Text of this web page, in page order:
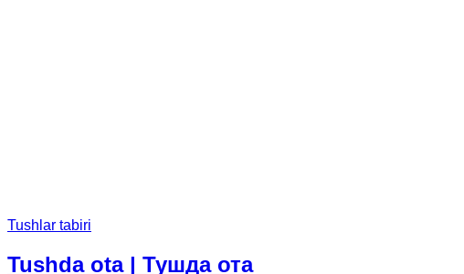
Tushlar tabiri
Tushda ota | Тушда ота